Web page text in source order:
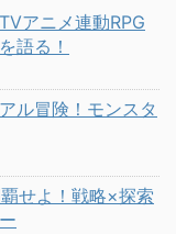
アニメ連動RPG
語る！
ル冒険！モンスタ
せよ！戦略×探索